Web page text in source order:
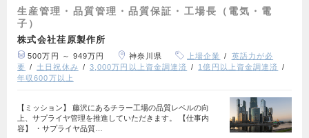
生産管理・品質管理・品質保証・工場長（電気・電
子）
株式会社荏原製作所
500万円 ～ 949万円 神奈川県 上場企業
英語力が必
要
土日祝休み 3,000万円以上資金調達済
1億円以上資金調達済
年収600万以上
【ミッション】 藤沢にあるチラー工場の品質レベルの向
上、サプライヤ管理を推進していただきます。 【仕事内
容】 ・サプライヤ品質…